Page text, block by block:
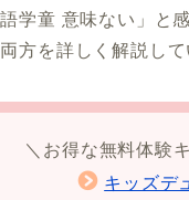
学童 意味ない」と
方を詳しく解説して
＼お得な無料体験
キッズデ